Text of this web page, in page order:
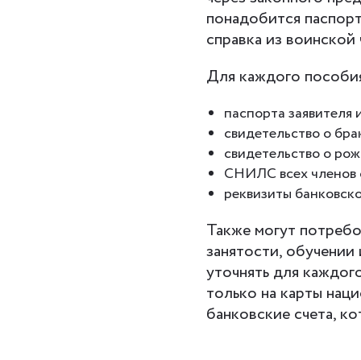
понадобится
справка из воинской
Для каждого
паспорта заявителя
свидетельство о
свидетельство о
СНИЛС всех членов
реквизиты
Также могут
занятости,
уточнять для
только на карты
банковские счета,